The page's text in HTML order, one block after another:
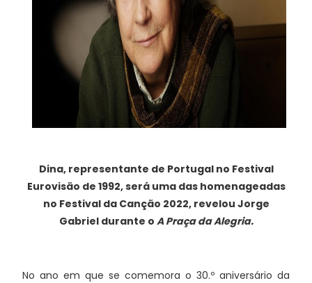
Dina, representante de Portugal no Festival
Eurovisão de 1992, será uma das homenageadas
no Festival da Canção 2022, revelou Jorge
Gabriel durante o A Praça da Alegria.
No ano em que se comemora o 30.º aniversário da